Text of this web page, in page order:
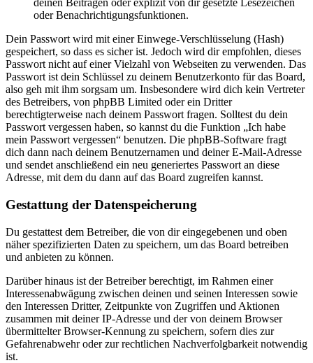
deinen Beiträgen oder explizit von dir gesetzte Lesezeichen
oder Benachrichtigungsfunktionen.
Dein Passwort wird mit einer Einwege-Verschlüsselung (Hash)
gespeichert, so dass es sicher ist. Jedoch wird dir empfohlen, dieses
Passwort nicht auf einer Vielzahl von Webseiten zu verwenden. Das
Passwort ist dein Schlüssel zu deinem Benutzerkonto für das Board,
also geh mit ihm sorgsam um. Insbesondere wird dich kein Vertreter
des Betreibers, von phpBB Limited oder ein Dritter
berechtigterweise nach deinem Passwort fragen. Solltest du dein
Passwort vergessen haben, so kannst du die Funktion „Ich habe
mein Passwort vergessen“ benutzen. Die phpBB-Software fragt
dich dann nach deinem Benutzernamen und deiner E-Mail-Adresse
und sendet anschließend ein neu generiertes Passwort an diese
Adresse, mit dem du dann auf das Board zugreifen kannst.
Gestattung der Datenspeicherung
Du gestattest dem Betreiber, die von dir eingegebenen und oben
näher spezifizierten Daten zu speichern, um das Board betreiben
und anbieten zu können.
Darüber hinaus ist der Betreiber berechtigt, im Rahmen einer
Interessenabwägung zwischen deinen und seinen Interessen sowie
den Interessen Dritter, Zeitpunkte von Zugriffen und Aktionen
zusammen mit deiner IP-Adresse und der von deinem Browser
übermittelter Browser-Kennung zu speichern, sofern dies zur
Gefahrenabwehr oder zur rechtlichen Nachverfolgbarkeit notwendig
ist.